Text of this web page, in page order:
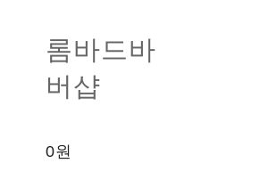
롬바드바
버샵
0원